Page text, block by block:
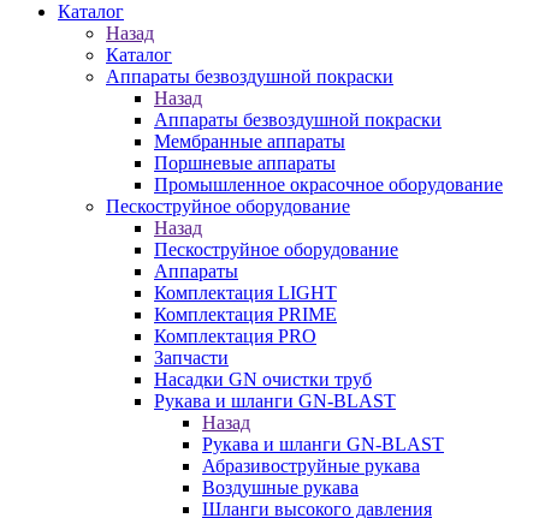
Каталог
Назад
Каталог
Аппараты безвоздушной покраски
Назад
Аппараты безвоздушной покраски
Мембранные аппараты
Поршневые аппараты
Промышленное окрасочное оборудование
Пескоструйное оборудование
Назад
Пескоструйное оборудование
Аппараты
Комплектация LIGHT
Комплектация PRIME
Комплектация PRO
Запчасти
Насадки GN очистки труб
Рукава и шланги GN-BLAST
Назад
Рукава и шланги GN-BLAST
Абразивоструйные рукава
Воздушные рукава
Шланги высокого давления